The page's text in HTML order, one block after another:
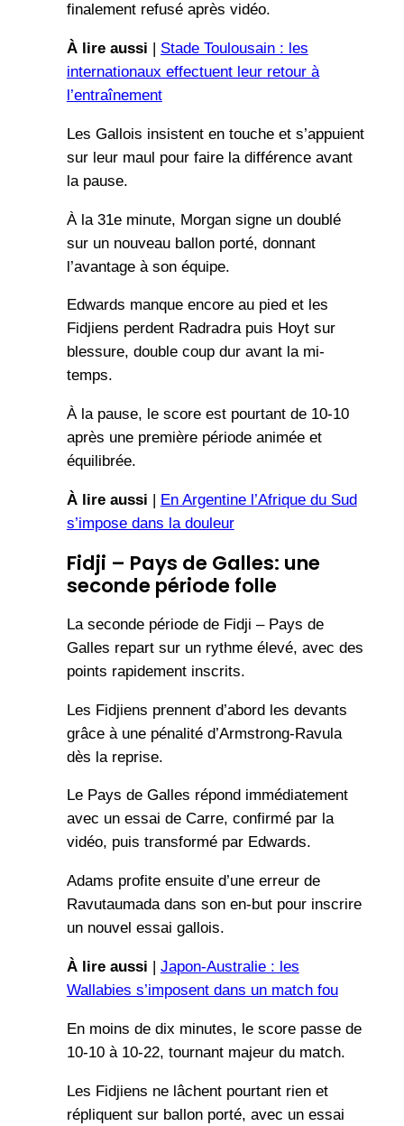
finalement refusé après vidéo.
À lire aussi | Stade Toulousain : les
internationaux effectuent leur retour à
l’entraînement
Les Gallois insistent en touche et s’appuient
sur leur maul pour faire la différence avant
la pause.
À la 31e minute, Morgan signe un doublé
sur un nouveau ballon porté, donnant
l’avantage à son équipe.
Edwards manque encore au pied et les
Fidjiens perdent Radradra puis Hoyt sur
blessure, double coup dur avant la mi-
temps.
À la pause, le score est pourtant de 10-10
après une première période animée et
équilibrée.
À lire aussi | En Argentine l’Afrique du Sud
s’impose dans la douleur
Fidji – Pays de Galles: une
seconde période folle
La seconde période de Fidji – Pays de
Galles repart sur un rythme élevé, avec des
points rapidement inscrits.
Les Fidjiens prennent d’abord les devants
grâce à une pénalité d’Armstrong-Ravula
dès la reprise.
Le Pays de Galles répond immédiatement
avec un essai de Carre, confirmé par la
vidéo, puis transformé par Edwards.
Adams profite ensuite d’une erreur de
Ravutaumada dans son en-but pour inscrire
un nouvel essai gallois.
À lire aussi | Japon-Australie : les
Wallabies s’imposent dans un match fou
En moins de dix minutes, le score passe de
10-10 à 10-22, tournant majeur du match.
Les Fidjiens ne lâchent pourtant rien et
répliquent sur ballon porté, avec un essai